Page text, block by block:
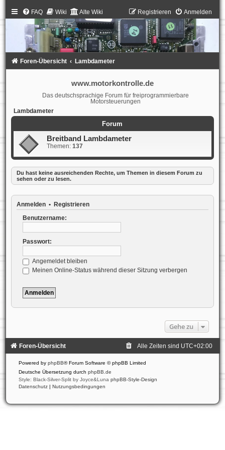
FAQ Wiki Alte Wiki Anmelden
Registrieren
Foren-Übersicht Lambdameter
www.motorkontrolle.de
Das deutschsprachige Forum für freiprogrammierbare
Motorsteuerungen
Lambdameter
Forum
Breitband Lambdameter
Themen: 137
Du hast keine ausreichenden Rechte, um Themen in diesem Forum zu
sehen oder zu lesen.
Anmelden• Registrieren
Benutzername:
Passwort:
Angemeldet bleiben
Meinen Online-Status während dieser Sitzung verbergen
Gehe zu
Foren-Übersicht Alle Zeiten sind UTC+02:00
Powered by phpBB® Forum Software © phpBB Limited
Deutsche Übersetzung durch phpBB.de
Style: Black-Silver-Split by Joyce&Luna phpBB-Style-Design
Datenschutz | Nutzungsbedingungen